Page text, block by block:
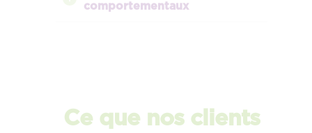
comportementaux
Ce que nos clients